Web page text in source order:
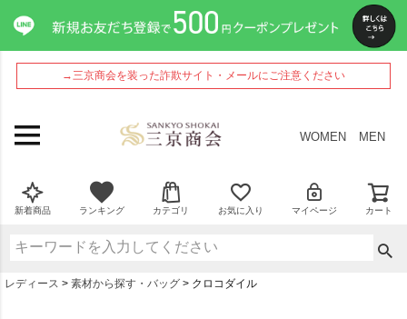
→三京商会を装った詐欺サイト・メールにご注意ください
WOMEN MEN
新着商品 ランキング カテゴリ お気に入り マイページ カート
レディース 素材から探す・バッグ クロコダイル